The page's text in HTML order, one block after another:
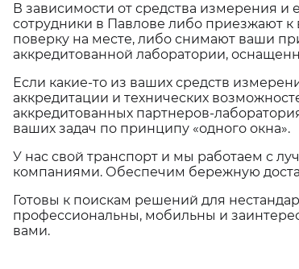
В зависимости от средства измерения и
сотрудники в Павлове либо приезжают
поверку на месте, либо снимают ваши
аккредитованной лаборатории,
Если какие-то из ваших средств
аккредитации и технических
аккредитованных партнеров-
ваших задач по принципу «одного окна».
У нас свой транспорт и мы работаем с
компаниями. Обеспечим бережную
Готовы к поискам решений для
профессиональны, мобильны и
вами.